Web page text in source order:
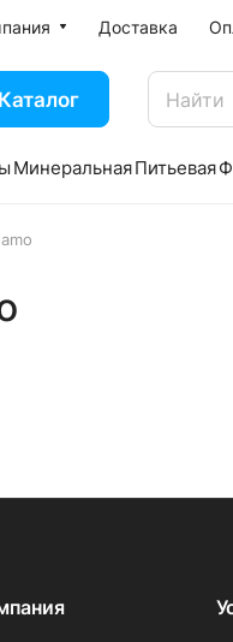
Доставка
Каталог
МинеральнаяПитьевая